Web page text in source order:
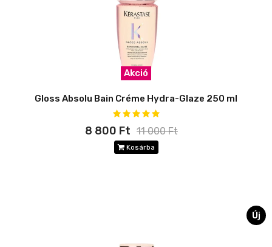
Akció
Gloss Absolu Bain Créme Hydra-Glaze 250 ml
8 800 Ft 11 000 Ft
Kosárba
Új